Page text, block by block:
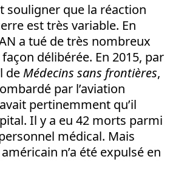
souligner que la réaction
est très variable. En
a tué de très nombreux
délibérée. En 2015, par
deMédecins sans frontières,
par l’aviation
pertinemment qu’il
Il y a eu 42 morts parmi
médical. Mais
n’a été expulsé en